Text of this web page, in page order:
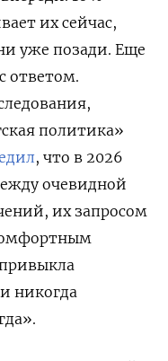
их сейчас,
уже позади. Еще
ответом.
политика»
, что в 2026
очевидной
их запросом
никогда